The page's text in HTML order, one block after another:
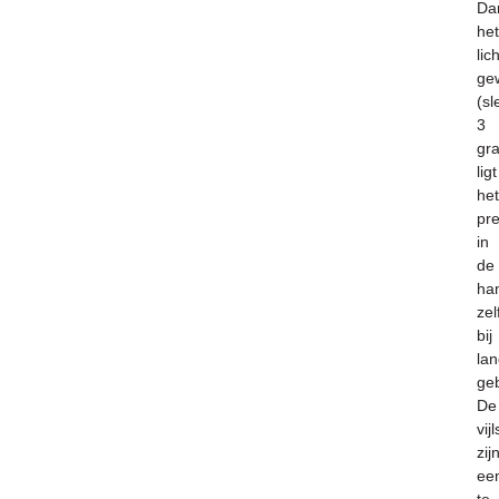
het
3
ligt
het
in
de
bij
De
zijn